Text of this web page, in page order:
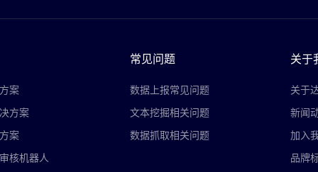
案
方案
案
核机器人
常见问题
数据上报常见问题
文本挖掘相关问题
数据抓取相关问题
关于
关于
新闻
加入
品牌